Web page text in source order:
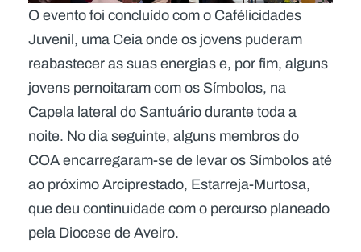
O evento foi concluído com o Cafélicidades
Juvenil, uma Ceia onde os jovens puderam
reabastecer as suas energias e, por fim, alguns
jovens pernoitaram com os Símbolos, na
Capela lateral do Santuário durante toda a
noite. No dia seguinte, alguns membros do
COA encarregaram-se de levar os Símbolos até
ao próximo Arciprestado, Estarreja-Murtosa,
que deu continuidade com o percurso planeado
pela Diocese de Aveiro.